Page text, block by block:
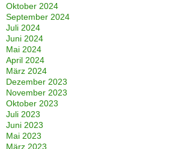
Oktober 2024
September 2024
Juli 2024
Juni 2024
Mai 2024
April 2024
März 2024
Dezember 2023
November 2023
Oktober 2023
Juli 2023
Juni 2023
Mai 2023
März 2023